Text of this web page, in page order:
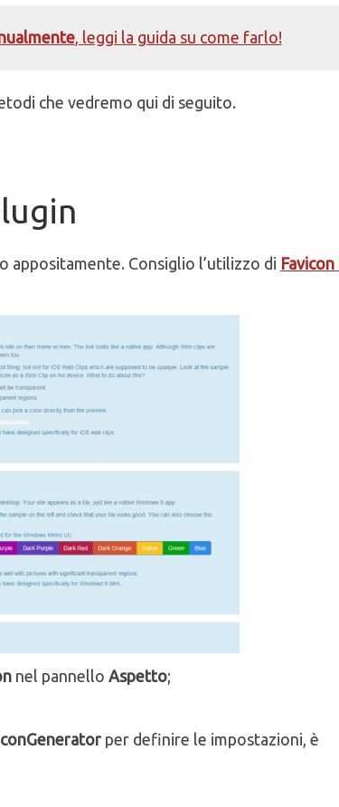
, leggi la guida su come farlo!
che vedremo qui di seguito.
appositamente. Consiglio l’utilizzo di Favicon
nel pannello Aspetto;
per definire le impostazioni, è